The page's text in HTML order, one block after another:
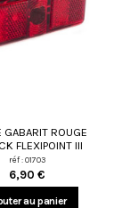
GABARIT ROUGE
FLEXIPOINT III
réf : 01703
6,90 €
au panier